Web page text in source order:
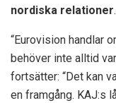
nordiska relationer.
“Eurovision handlar
behöver inte alltid
fortsätter: “Det kan
en framgång. KAJ:s